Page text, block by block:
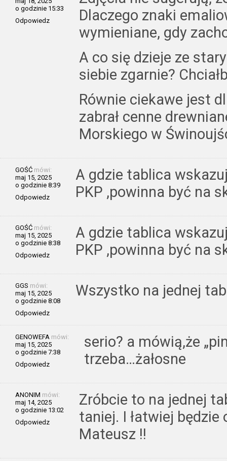
o godzinie 15:33
Odpowiedz
Dlaczego znaki
wymieniane, gdy
A co się dzieje ze
siebie zgarnie?
Równie ciekawe jest
zabrał cenne
Morskiego w
GOŚĆ mówi:
maj 15, 2025
o godzinie 8:39
Odpowiedz
A gdzie tablica
PKP ,powinna być na
GOŚĆ mówi:
maj 15, 2025
o godzinie 8:38
Odpowiedz
A gdzie tablica
PKP ,powinna być na
GGS mówi:
maj 15, 2025
o godzinie 8:08
Odpowiedz
Wszystko na jednej
GENOWEFA mówi:
maj 15, 2025
o godzinie 7:38
Odpowiedz
serio? a mówią,że
trzeba…żałosne
ANONIM mówi:
maj 14, 2025
o godzinie 13:02
Odpowiedz
Zróbcie to na jednej
taniej. I łatwiej będzie
Mateusz !!